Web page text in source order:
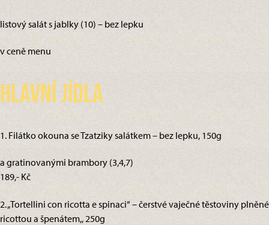
listový salát s jablky (10) – bez lepku
v ceně menu
Hlavní jídla
1. Filátko okouna se Tzatziky salátkem – bez lepku, 150g
a gratinovanými brambory (3,4,7)
189,- Kč
2. „Tortellini con ricotta e spinaci“ – čerstvé vaječné těstoviny plněné
ricottou a špenátem,, 250g